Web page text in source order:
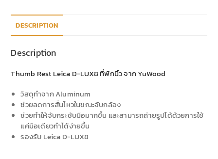
DESCRIPTION
Description
Thumb Rest Leica D-LUX8 ที่พักนิ้ว จาก YuWood
วัสดุทำจาก Aluminum
ช่วยลดการสั่นไหวในขณะจับกล้อง
ช่วยทำให้จับกระชับมือมากขึ้น และสามารถถ่ายรูปได้ด้วยการใช้
แค่มือเดียวทำได้ง่ายขึ้น
รองรับ Leica D-LUX8